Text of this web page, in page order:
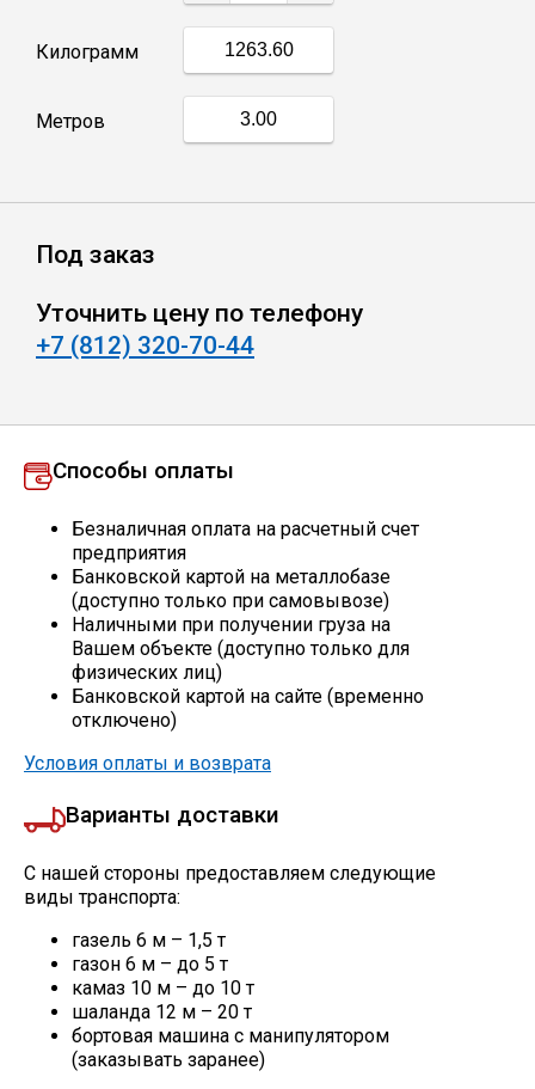
Катанка
Винтовые сваи
Столбы заборные
Сетка кладочная
Электроды
Проволока
Скобо-гибочные изделия
Остальное
Килограмм
Метров
Под заказ
Уточнить цену по телефону
+7 (812) 320-70-44
Способы оплаты
Безналичная оплата на расчетный счет
предприятия
Банковской картой на металлобазе
(доступно только при самовывозе)
Наличными при получении груза на
Вашем объекте (доступно только для
физических лиц)
Банковской картой на сайте (временно
отключено)
Условия оплаты и возврата
Варианты доставки
С нашей стороны предоставляем следующие
виды транспорта:
газель 6 м – 1,5 т
газон 6 м – до 5 т
камаз 10 м – до 10 т
шаланда 12 м – 20 т
бортовая машина с манипулятором
(заказывать заранее)